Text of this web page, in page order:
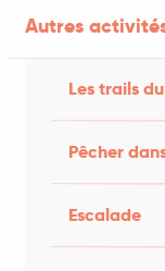
Autres
Les trails
Pêcher
Escalade